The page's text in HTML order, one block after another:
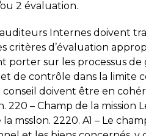
2 évaluation.
auditeurs Internes doivent
d’évaluation
porter sur les processus
de contrôle dans la limite
conseil doivent être en
220 – Champ de la
msslon. 2220. A1 – Le